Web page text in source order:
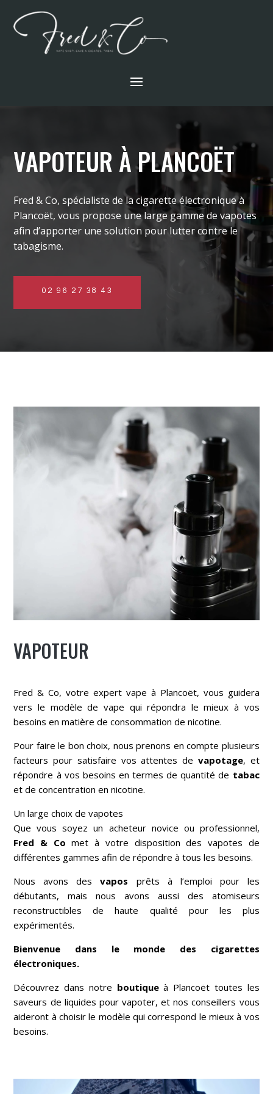
VAPOTEUR À PLANCOËT
Fred & Co, spécialiste de la cigarette électronique à
Plancoët, vous propose une large gamme de vapotes
afin d’apporter une solution pour lutter contre le
tabagisme.
02 96 27 38 43
VAPOTEUR
Fred & Co, votre expert vape à Plancoët, vous guidera
vers le modèle de vape qui répondra le mieux à vos
besoins en matière de consommation de nicotine.
Pour faire le bon choix, nous prenons en compte plusieurs
facteurs pour satisfaire vos attentes de vapotage, et
répondre à vos besoins en termes de quantité de tabac
et de concentration en nicotine.
Un large choix de vapotes
Que vous soyez un acheteur novice ou professionnel,
Fred & Co met à votre disposition des vapotes de
différentes gammes afin de répondre à tous les besoins.
Nous avons desvapos prêts à l’emploi pour les
débutants, mais nous avons aussi des atomiseurs
reconstructibles de haute qualité pour les plus
expérimentés.
Bienvenue dans le monde des cigarettes
électroniques.
Découvrez dans notre boutiqueà Plancoët toutes les
saveurs de liquides pour vapoter, et nos conseillers vous
aideront à choisir le modèle qui correspond le mieux à vos
besoins.